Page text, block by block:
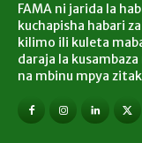
FAMA ni jarida la
kuchapisha habari
kilimo ili kuleta
daraja la
na mbinu mpya